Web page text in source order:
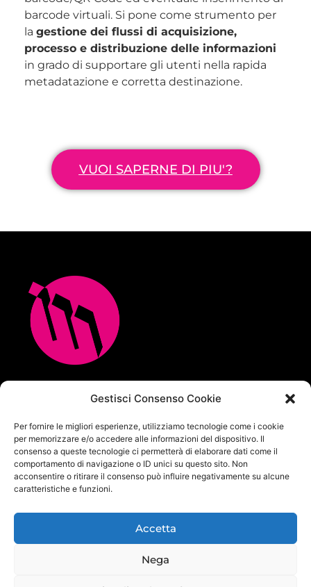
Gestisci Consenso Cookie
Per fornire le migliori esperienze, utilizziamo tecnologie come i cookie
per memorizzare e/o accedere alle informazioni del dispositivo. Il
consenso a queste tecnologie ci permetterà di elaborare dati come il
comportamento di navigazione o ID unici su questo sito. Non
acconsentire o ritirare il consenso può influire negativamente su alcune
caratteristiche e funzioni.
Accetta
Nega
barcode virtuali. Si pone come strumento per
la gestione dei flussi di acquisizione,
processo e distribuzione delle informazioni
in grado di supportare gli utenti nella rapida
metadatazione e corretta destinazione.
VUOI SAPERNE DI PIU'?
Multicopia e Arreda Ufficio srl
Centralino unificato Tel. 0532 771065
info@multicopia360.com
P.Iva IT01564380382
Capitale Sociale i.v. 100.000 €
Privacy Policy|Cookie Policy